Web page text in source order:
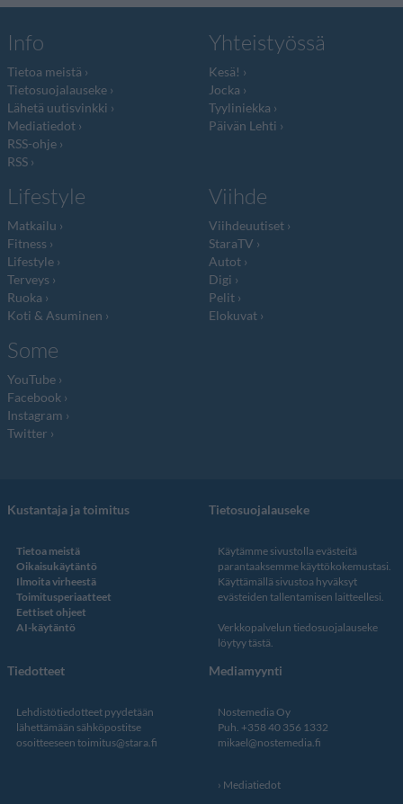
Info
Tietoa meistä
Tietosuojalauseke
Lähetä uutisvinkki
Mediatiedot
RSS-ohje
RSS
Yhteistyössä
Kesä!
Jocka
Tyyliniekka
Päivän Lehti
Lifestyle
Matkailu
Fitness
Lifestyle
Terveys
Ruoka
Koti & Asuminen
Viihde
Viihdeuutiset
StaraTV
Autot
Digi
Pelit
Elokuvat
Some
YouTube
Facebook
Instagram
Twitter
Kustantaja ja toimitus
Tietoa meistä
Oikaisukäytäntö
Ilmoita virheestä
Toimitusperiaatteet
Eettiset ohjeet
AI-käytäntö
Tietosuojalauseke
Käytämme sivustolla evästeitä
parantaaksemme käyttökokemustasi.
Käyttämällä sivustoa hyväksyt
evästeiden tallentamisen laitteellesi.
Verkkopalvelun tiedosuojalauseke
löytyy tästä.
Tiedotteet
Lehdistötiedotteet pyydetään
lähettämään sähköpostitse
osoitteeseen toimitus@stara.fi
Mediamyynti
Nostemedia Oy
Puh. +358 40 356 1332
mikael@nostemedia.fi
Mediatiedot